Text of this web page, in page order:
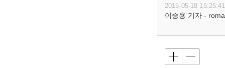
2015-05-18 15:25:41
이승용 기자 -